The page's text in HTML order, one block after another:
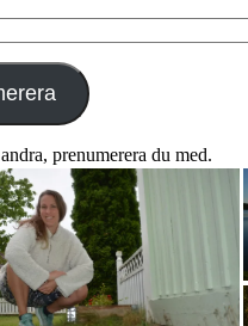
prenumerera du med.